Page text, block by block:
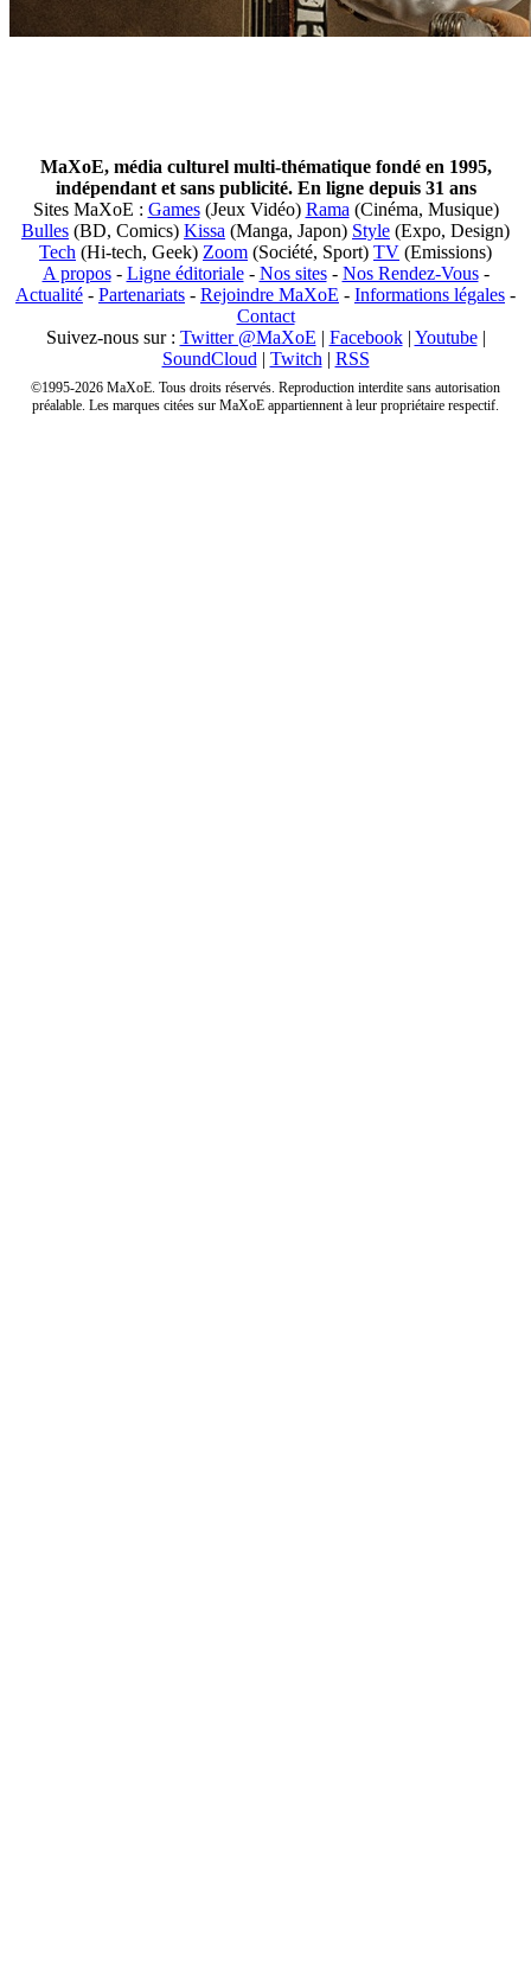
MaXoE, média culturel multi-thématique fondé en 1995,
indépendant et sans publicité. En ligne depuis 31 ans
Sites MaXoE : Games(Jeux Vidéo) Rama (Cinéma, Musique)
Bulles (BD, Comics) Kissa (Manga, Japon) Style (Expo, Design)
Tech (Hi-tech, Geek) Zoom (Société, Sport) TV (Emissions)
A propos- Ligne éditoriale- Nos sites- Nos Rendez-Vous-
Actualité - Partenariats - Rejoindre MaXoE - Informations légales -
Contact
Suivez-nous sur : Twitter @MaXoE | Facebook| Youtube|
SoundCloud | Twitch | RSS
©1995-2026 MaXoE. Tous droits réservés. Reproduction interdite sans autorisation
préalable. Les marques citées sur MaXoE appartiennent à leur propriétaire respectif.